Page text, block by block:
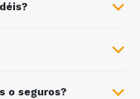
o seguros?